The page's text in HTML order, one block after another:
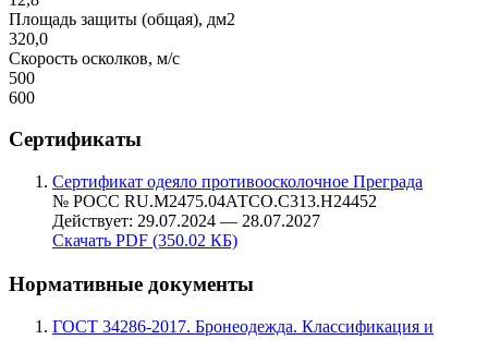
Площадь защиты (общая), дм2
320,0
Скорость осколков, м/с
500
600
Сертификаты
Сертификат одеяло противоосколочное Преграда
№ РОСС RU.М2475.04АТСО.С313.Н24452
Действует: 29.07.2024 — 28.07.2027
Скачать PDF (350.02 КБ)
Нормативные документы
ГОСТ 34286-2017. Бронеодежда. Классификация и